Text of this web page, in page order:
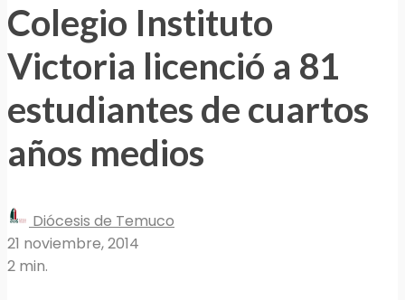
Colegio Instituto
Victoria licenció a 81
estudiantes de cuartos
años medios
Diócesis de Temuco
21 noviembre, 2014
2 min.